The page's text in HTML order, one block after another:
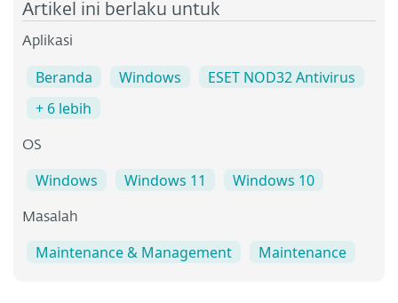
Artikel ini berlaku untuk
Aplikasi
Beranda Windows
ESET NOD32 Antivirus
+ 6 lebih
OS
Windows Windows 11 Windows 10
Masalah
Maintenance & Management Maintenance